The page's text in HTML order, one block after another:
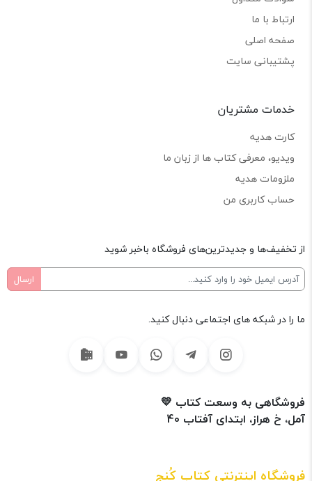
ارتباط با ما
صفحه اصلی
پشتیبانی سایت
خدمات مشتریان
کارت هدیه
ویدیو، معرفی کتاب ها از زبان ما
ملزومات هدیه
حساب کاربری من
از تخفیف‌ها و جدیدترین‌های فروشگاه باخبر شوید
ما را در شبکه های اجتماعی دنبال کنید.
فروشگاهی به وسعت کتاب 💛
آمل، خ هراز، ابتدای آفتاب 40
فروشگاه اینترنتی کتاب کُنج